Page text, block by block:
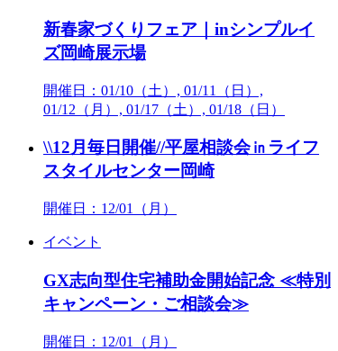
新春家づくりフェア｜inシンプルイ
ズ岡崎展示場
開催日：01/10（土）, 01/11（日）,
01/12（月）, 01/17（土）, 01/18（日）
\\12月毎日開催//平屋相談会㏌ライフ
スタイルセンター岡崎
開催日：12/01（月）
イベント
GX志向型住宅補助金開始記念 ≪特別
キャンペーン・ご相談会≫
開催日：12/01（月）